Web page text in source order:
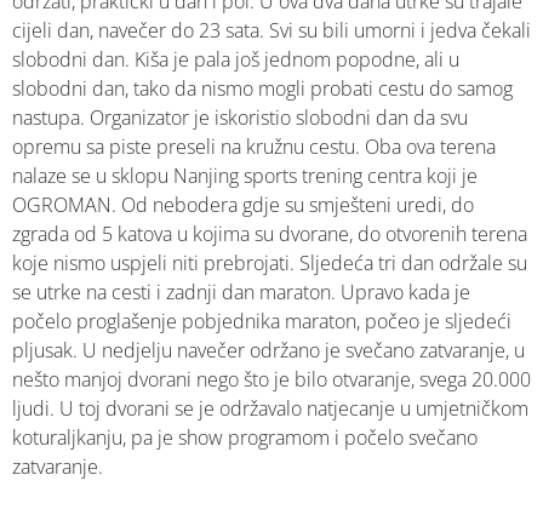
cijeli dan, navečer do 23 sata. Svi su bili umorni i jedva čekali
slobodni dan. Kiša je pala još jednom popodne, ali u
slobodni dan, tako da nismo mogli probati cestu do samog
nastupa. Organizator je iskoristio slobodni dan da svu
opremu sa piste preseli na kružnu cestu. Oba ova terena
nalaze se u sklopu Nanjing sports trening centra koji je
OGROMAN. Od nebodera gdje su smješteni uredi, do
zgrada od 5 katova u kojima su dvorane, do otvorenih terena
koje nismo uspjeli niti prebrojati. Sljedeća tri dan održale su
se utrke na cesti i zadnji dan maraton. Upravo kada je
počelo proglašenje pobjednika maraton, počeo je sljedeći
pljusak. U nedjelju navečer održano je svečano zatvaranje, u
nešto manjoj dvorani nego što je bilo otvaranje, svega 20.000
ljudi. U toj dvorani se je održavalo natjecanje u umjetničkom
koturaljkanju, pa je show programom i počelo svečano
zatvaranje.